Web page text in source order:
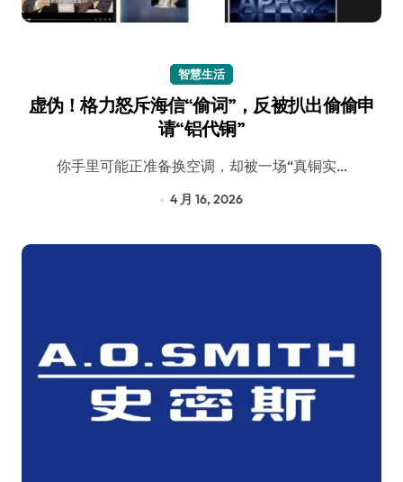
智慧生活
虚伪！格力怒斥海信“偷词”，反被扒出偷偷申
请“铝代铜”
你手里可能正准备换空调，却被一场“真铜实…
4 月 16, 2026